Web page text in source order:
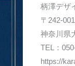
柄澤デザ
〒242-
神奈川県
TEL：
https://